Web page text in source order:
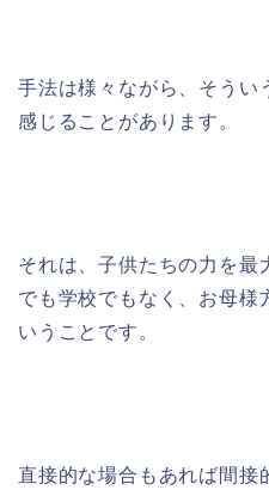
手法は様々ながら、そうい
感じることがあります。
それは、子供たちの力を最
でも学校でもなく、お母様
いうことです。
直接的な場合もあれば間接